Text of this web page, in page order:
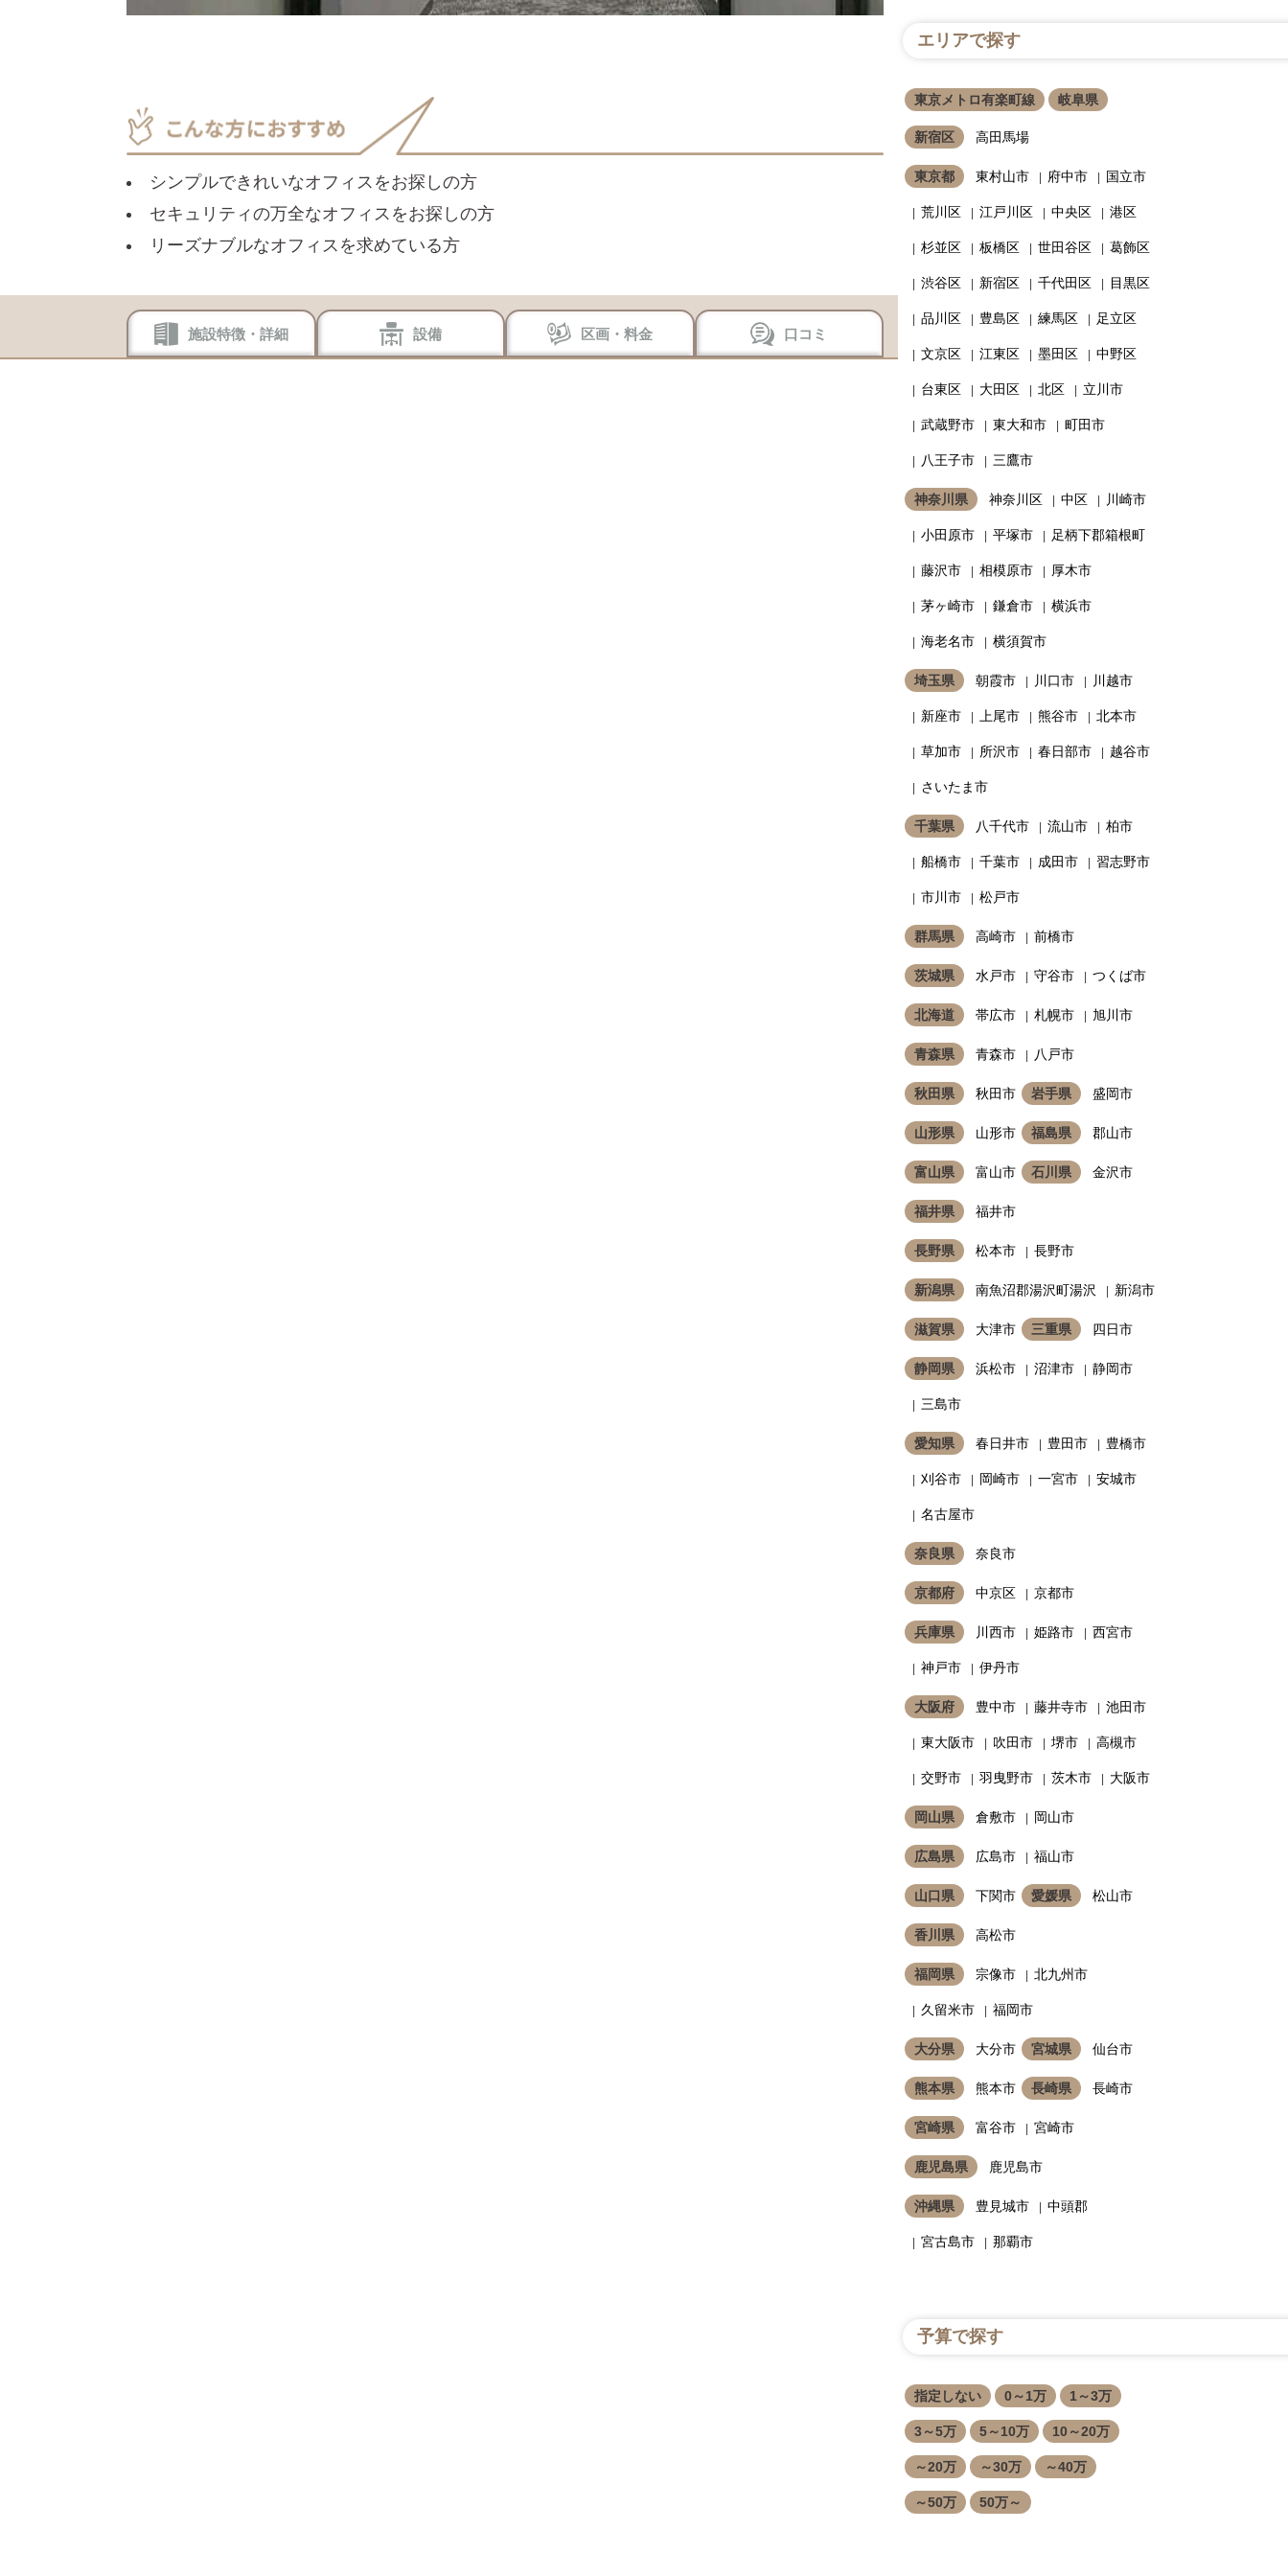
シンプルできれいなオフィスをお探しの方
セキュリティの万全なオフィスをお探しの方
リーズナブルなオフィスを求めている方
施設特徴・詳細 設備 区画・料金 口コミ
エリアで探す
東京メトロ有楽町線 岐阜県
新宿区 高田馬場
東京都 東村山市 府中市 国立市
荒川区 江戸川区 中央区 港区
杉並区 板橋区 世田谷区 葛飾区
渋谷区 新宿区 千代田区 目黒区
品川区 豊島区 練馬区 足立区
文京区 江東区 墨田区 中野区
台東区 大田区 北区 立川市
武蔵野市 東大和市 町田市
八王子市 三鷹市
神奈川県 神奈川区 中区 川崎市
小田原市 平塚市 足柄下郡箱根町
藤沢市 相模原市 厚木市
茅ヶ崎市 鎌倉市 横浜市
海老名市 横須賀市
埼玉県 朝霞市 川口市 川越市
新座市 上尾市 熊谷市 北本市
草加市 所沢市 春日部市 越谷市
さいたま市
千葉県 八千代市 流山市 柏市
船橋市 千葉市 成田市 習志野市
市川市 松戸市
群馬県 高崎市 前橋市
茨城県 水戸市 守谷市 つくば市
北海道 帯広市 札幌市 旭川市
青森県 青森市 八戸市
秋田県 秋田市 岩手県 盛岡市
山形県 山形市 福島県 郡山市
富山県 富山市 石川県 金沢市
福井県 福井市
長野県 松本市 長野市
新潟県 南魚沼郡湯沢町湯沢 新潟市
滋賀県 大津市 三重県 四日市
静岡県 浜松市 沼津市 静岡市
三島市
愛知県 春日井市 豊田市 豊橋市
刈谷市 岡崎市 一宮市 安城市
名古屋市
奈良県 奈良市
京都府 中京区 京都市
兵庫県 川西市 姫路市 西宮市
神戸市 伊丹市
大阪府 豊中市 藤井寺市 池田市
東大阪市 吹田市 堺市 高槻市
交野市 羽曳野市 茨木市 大阪市
岡山県 倉敷市 岡山市
広島県 広島市 福山市
山口県 下関市 愛媛県 松山市
香川県 高松市
福岡県 宗像市 北九州市
久留米市 福岡市
大分県 大分市 宮城県 仙台市
熊本県 熊本市 長崎県 長崎市
宮崎県 富谷市 宮崎市
鹿児島県 鹿児島市
沖縄県 豊見城市 中頭郡
宮古島市 那覇市
予算で探す
指定しない 0～1万 1～3万
3～5万 5～10万 10～20万
～20万 ～30万 ～40万
～50万 50万～